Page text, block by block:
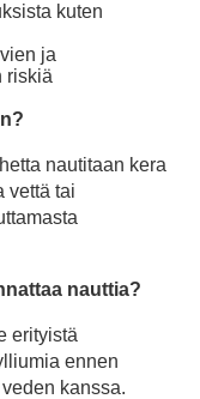
kuten
ja
riskiä
nautitaan kera
vettä tai
nauttia?
erityistä
ennen
kanssa.